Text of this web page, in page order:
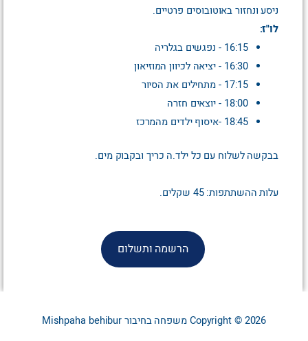
ניסע ונחזור באוטובוסים פרטיים.
לו"ז:
16:15 - נפגשים בגלריה
16:30 - יציאה לכיוון המוזיאון
17:15 - מתחילים את הסיור
18:00 - יוצאים חזרה
18:45 -איסוף ילדים מהמרכז
בבקשה לשלוח עם כל ילד.ה כריך ובקבוק מים.
עלות ההשתתפות: 45 שקלים.
הרשמה ותשלום
Copyright © 2026משפחה בחיבורMishpaha behibur